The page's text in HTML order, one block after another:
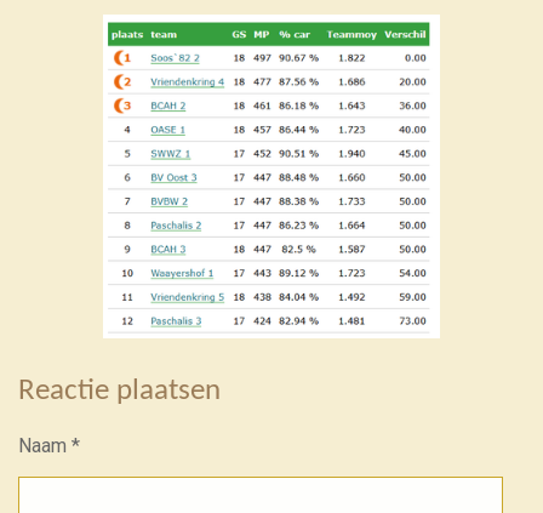
Reactie plaatsen
Naam *